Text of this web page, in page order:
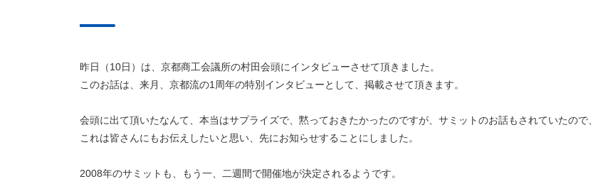
昨日（10日）は、京都商工会議所の村田会頭にインタビューさせて頂きました。
このお話は、来月、京都流の1周年の特別インタビューとして、掲載させて頂きます。
会頭に出て頂いたなんて、本当はサプライズで、黙っておきたかったのですが、サミットのお話もされていたので、
これは皆さんにもお伝えしたいと思い、先にお知らせすることにしました。
2008年のサミットも、もう一、二週間で開催地が決定されるようです。